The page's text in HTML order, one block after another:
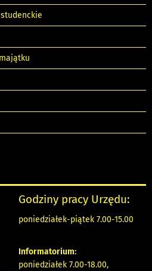
Godziny pracy Urzędu:
poniedziałek-piątek 7.00-15.00
Informatorium:
poniedziałek 7.00-18.00,